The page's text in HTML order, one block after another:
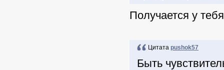
Получается у
Цитата pushok57
Быть